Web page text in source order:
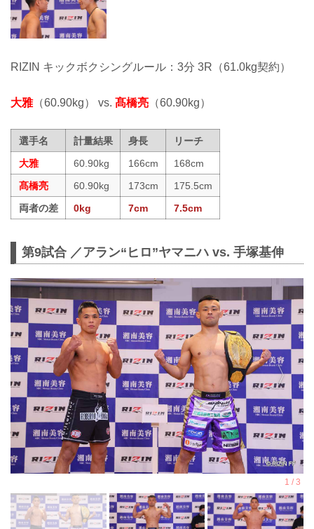
RIZIN キックボクシングルール：3分 3R（61.0kg契約）
大雅（60.90kg） vs. 髙橋亮 （60.90kg）
選手名 計量結果 身長
リーチ
大雅
60.90kg 166cm
168cm
髙橋亮
60.90kg 173cm
175.5cm
両者の差
0kg 7cm 7.5cm
第9試合 ／アラン“ヒロ”ヤマニハ vs. 手塚基伸